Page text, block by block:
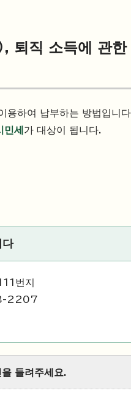
직 소득에 관한
하여 납부하는 방법입니
세 가 대상이 됩니다.
다
번지
2207
들려주세요.